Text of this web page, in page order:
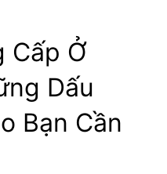
Cấp Ở
Dấu
Bạn Cần